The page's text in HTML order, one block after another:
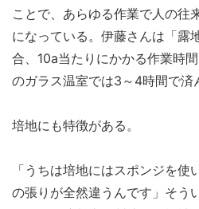
ことで、あらゆる作業で人の往
になっている。伊藤さんは「露
合、10a当たりにかかる作業時
のガラス温室では3～4時間で済
培地にも特徴がある。
「うちは培地にはスポンジを
の張りが全然違うんです」そう